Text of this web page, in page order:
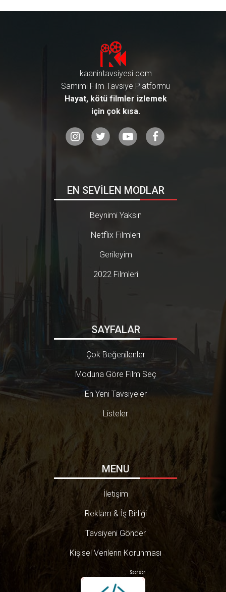
kaanintavsiyesi.com
Samimi Film Tavsiye Platformu
Hayat, kötü filmler izlemek
için çok kısa.
EN SEVİLEN MODLAR
Beynimi Yaksın
Netflix Filmleri
Gerileyim
2022 Filmleri
SAYFALAR
Çok Beğenilenler
Moduna Göre Film Seç
En Yeni Tavsiyeler
Listeler
MENÜ
İletişim
Reklam & İş Birliği
Tavsiyeni Gönder
Kişisel Verilerin Korunması
Sponsor